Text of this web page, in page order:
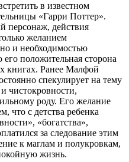
в известном
«Гарри Поттер».
персонаж, действия
желанием
и необходимостью
его положительная сторона
книгах. Ранее Малфой
спекулирует на тему
чистокровности,
роду. Его желание
что с детства ребенка
«богатства»,
за следование этим
к маглам и полукровкам,
жизнь.